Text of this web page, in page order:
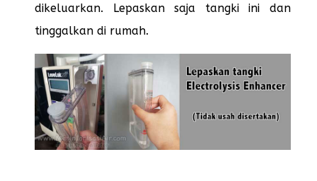
dikeluarkan. Lepaskan saja tangki ini dan
tinggalkan di rumah.